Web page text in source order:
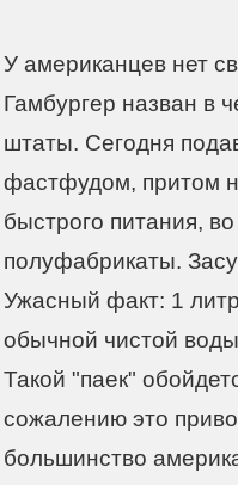
У американцев нет
Гамбургер назван в
штаты. Сегодня
фастфудом, притом
быстрого питания,
полуфабрикаты.
Ужасный факт: 1
обычной чистой
Такой "паек"
сожалению это
большинство